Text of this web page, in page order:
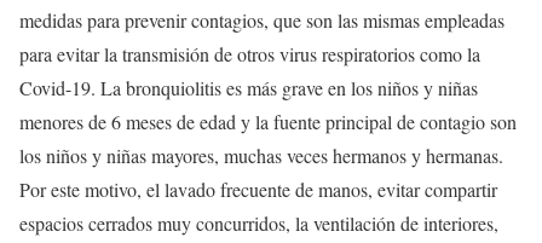
medidas para prevenir contagios, que son las mismas empleadas
para evitar la transmisión de otros virus respiratorios como la
Covid-19. La bronquiolitis es más grave en los niños y niñas
menores de 6 meses de edad y la fuente principal de contagio son
los niños y niñas mayores, muchas veces hermanos y hermanas.
Por este motivo, el lavado frecuente de manos, evitar compartir
espacios cerrados muy concurridos, la ventilación de interiores,